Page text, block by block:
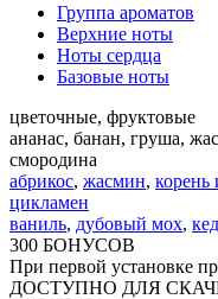
Группа ароматов
Верхние ноты
Ноты сердца
Базовые ноты
цветочные, фруктовые
ананас, банан, груша,
смородина
абрикос, жасмин, корень
цикламен
ваниль, дубовый мох,
300 БОНУСОВ
При первой установке
ДОСТУПНО ДЛЯ